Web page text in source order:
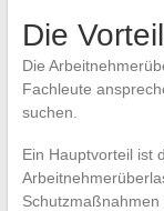
Die
Die
Fachleute
suchen.
Ein Hauptvorteil ist
Schutzmaßnahmen